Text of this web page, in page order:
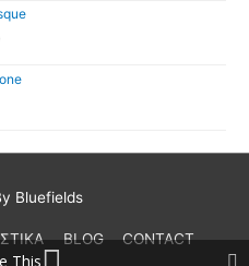
Bluefields
BLOG CONTACT
This